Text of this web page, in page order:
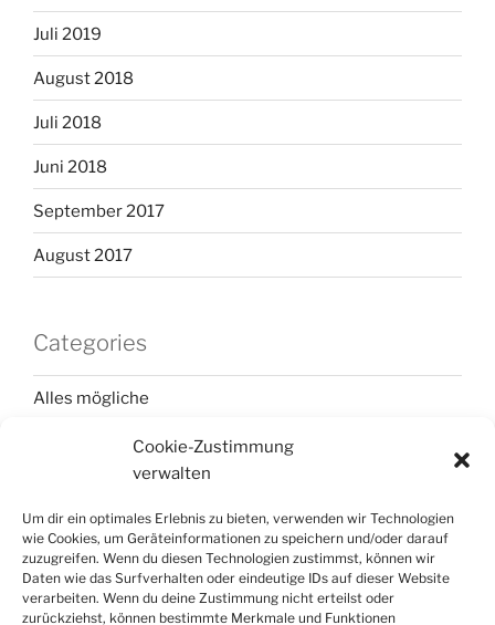
Cookie-Zustimmung
verwalten
Um dir ein optimales Erlebnis zu bieten, verwenden wir Technologien
wie Cookies, um Geräteinformationen zu speichern und/oder darauf
zuzugreifen. Wenn du diesen Technologien zustimmst, können wir
Daten wie das Surfverhalten oder eindeutige IDs auf dieser Website
verarbeiten. Wenn du deine Zustimmung nicht erteilst oder
zurückziehst, können bestimmte Merkmale und Funktionen
Juli 2019
August 2018
Juli 2018
Juni 2018
September 2017
August 2017
Categories
Alles mögliche
Elternzeitreise 2018
Italien
Korsika
Portugal